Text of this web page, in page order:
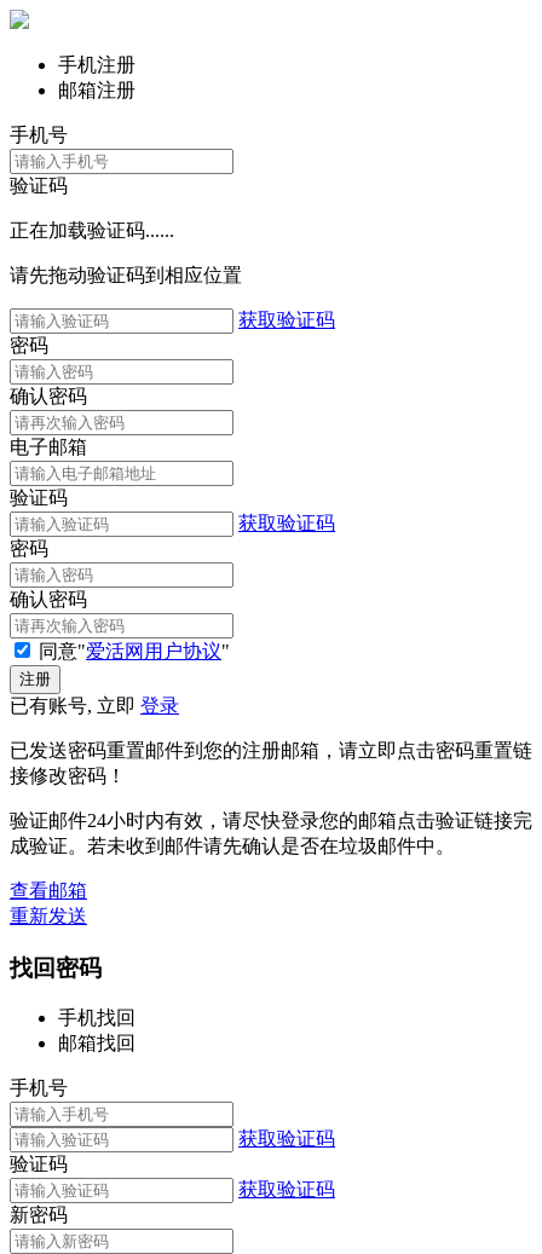
手机注册
邮箱注册
手机号
验证码
正在加载验证码......
请先拖动验证码到相应位置
获取验证码
密码
确认密码
电子邮箱
验证码
获取验证码
密码
确认密码
同意"爱活网用户协议"
已有账号, 立即 登录
已发送密码重置邮件到您的注册邮箱，请立即点击密码重置链
接修改密码！
验证邮件24小时内有效，请尽快登录您的邮箱点击验证链接完
成验证。若未收到邮件请先确认是否在垃圾邮件中。
查看邮箱
重新发送
找回密码
手机找回
邮箱找回
手机号
获取验证码
验证码
获取验证码
新密码